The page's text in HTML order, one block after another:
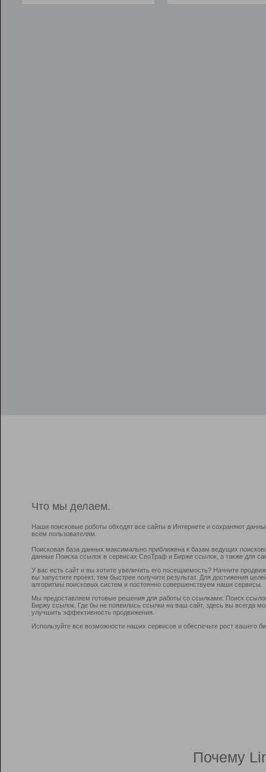
Что мы делаем.
Наши поисковые роботы обходят все сайты в Интернете и сохраняют
всем пользователям.
Поисковая база данных максимально приближена к базам ведущих
данные Поиска ссылок в сервисах СеоТраф и Бирже ссылок, а также для
У вас есть сайт и вы хотите увеличить его посещаемость? Начните
вы запустите проект, тем быстрее получите результат. Для достижения
алгоритмы поисковых систем и постоянно совершенствуем наши сервисы.
Мы предоставляем готовые решения для работы со ссылками: Поиск
Биржу ссылок. Где бы не появились ссылки на ваш сайт, здесь вы всегда
улучшить эффективность продвижения.
Используйте все возможности наших сервисов и обеспечьте рост вашего
Почему